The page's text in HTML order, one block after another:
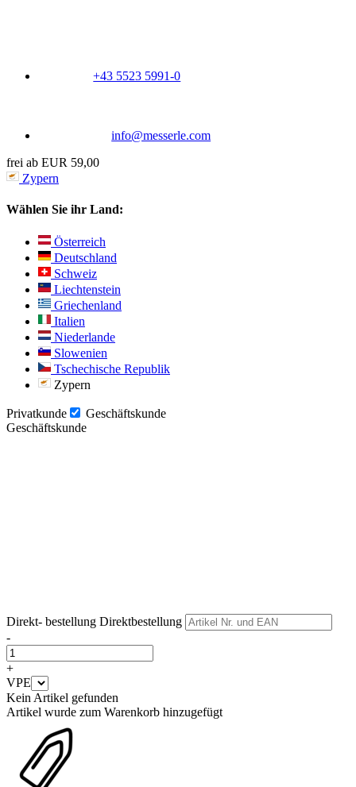
+43 5523 5991-0
info@messerle.com
frei ab EUR 59,00
Zypern
Wählen Sie ihr Land:
Österreich
Deutschland
Schweiz
Liechtenstein
Griechenland
Italien
Niederlande
Slowenien
Tschechische Republik
Zypern
Privatkunde
Geschäftskunde
Geschäftskunde
Direkt- bestellung Direktbestellung
-
+
VPE
Kein Artikel gefunden
Artikel wurde zum Warenkorb hinzugefügt